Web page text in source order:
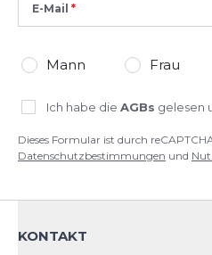
E-Mail
Mann Frau
Ich habe die AGBs gelesen
Dieses Formular ist durch
Datenschutzbestimmungen und
KONTAKT